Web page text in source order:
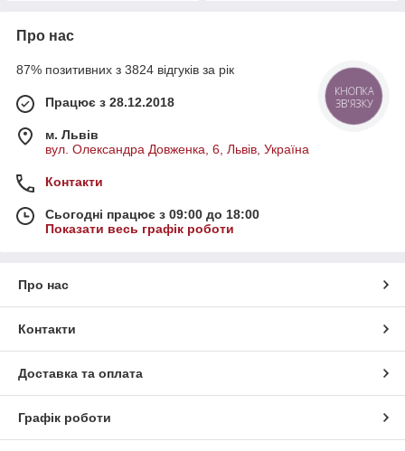
Про нас
87% позитивних з 3824 відгуків за рік
Працює з 28.12.2018
м. Львів
вул. Олександра Довженка, 6, Львів, Україна
Контакти
Сьогодні працює з 09:00 до 18:00
Показати весь графік роботи
Про нас
Контакти
Доставка та оплата
Графік роботи
КНОПКА
ЗВ'ЯЗКУ